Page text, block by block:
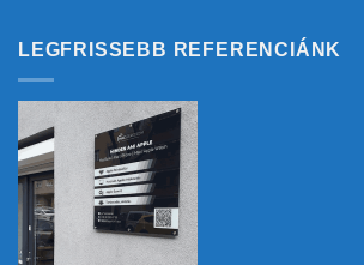
LEGFRISSEBB REFERENCIÁNK